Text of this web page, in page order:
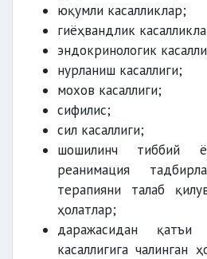
юқумли касалликлар;
гиёҳвандлик
эндокринологик
нурланиш касаллиги;
мохов касаллиги;
сифилис;
сил касаллиги;
шошилинч тиббий
реанимация
терапияни талаб
ҳолатлар;
даражасидан қатъи
касаллигига чалинган